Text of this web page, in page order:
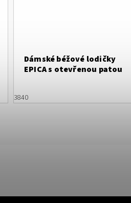
Dámské béžové lodičky
EPICA s otevřenou patou
3840